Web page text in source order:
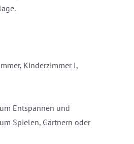
Kinderzimmer I,
Entspannen und
Spielen, Gärtnern oder